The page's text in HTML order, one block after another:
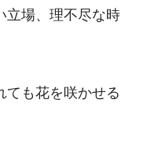
立場、理不尽な時
ても花を咲かせる